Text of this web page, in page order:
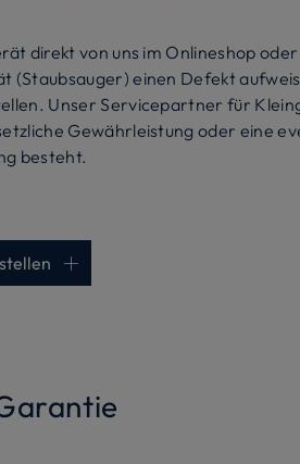
direkt von uns im Onlineshop
(Staubsauger) einen Defekt
Unser Servicepartner für
Gewährleistung oder eine
besteht.